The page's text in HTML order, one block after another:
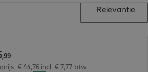
Relevantie
,99
€ 44,76 incl. € 7,77 btw